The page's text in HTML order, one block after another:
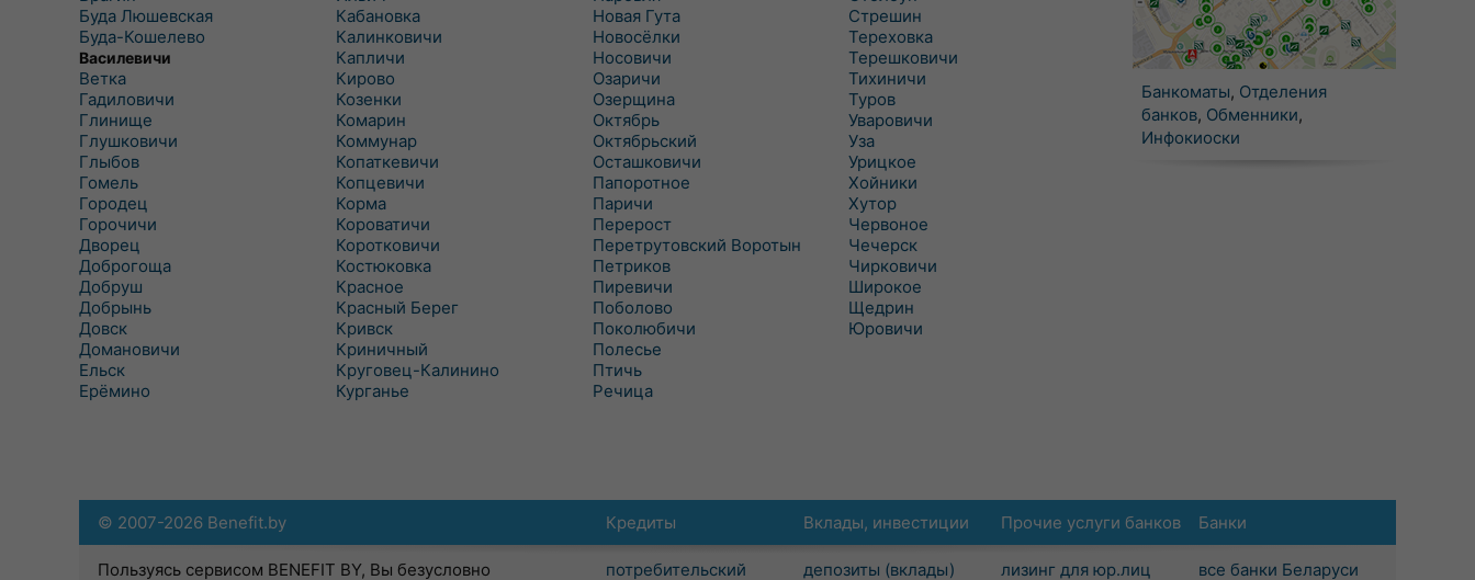
Буда Люшевская
Буда-Кошелево
Василевичи
Ветка
Гадиловичи
Глинище
Глушковичи
Глыбов
Гомель
Городец
Горочичи
Дворец
Доброгоща
Добруш
Добрынь
Довск
Домановичи
Ельск
Ерёмино
Кабановка
Калинковичи
Капличи
Кирово
Козенки
Комарин
Коммунар
Копаткевичи
Копцевичи
Корма
Короватичи
Коротковичи
Костюковка
Красное
Красный Берег
Кривск
Криничный
Круговец-Калинино
Курганье
Новая Гута
Новосёлки
Носовичи
Озаричи
Озерщина
Октябрь
Октябрьский
Осташковичи
Папоротное
Паричи
Перерост
Перетрутовский Воротын
Петриков
Пиревичи
Поболово
Поколюбичи
Полесье
Птичь
Речица
Стрешин
Тереховка
Терешковичи
Тихиничи
Туров
Уваровичи
Уза
Урицкое
Хойники
Хутор
Червоное
Чечерск
Чирковичи
Широкое
Щедрин
Юровичи
Банкоматы, Отделения
банков, Обменники,
Инфокиоски
Кредиты
потребительский
Вклады, инвестиции
депозиты (вклады)
Прочие услуги банков
лизинг для юр.лиц
Банки
все банки Беларуси
© 2007-2026 Benefit.by
Пользуясь сервисом BENEFIT BY, Вы безусловно